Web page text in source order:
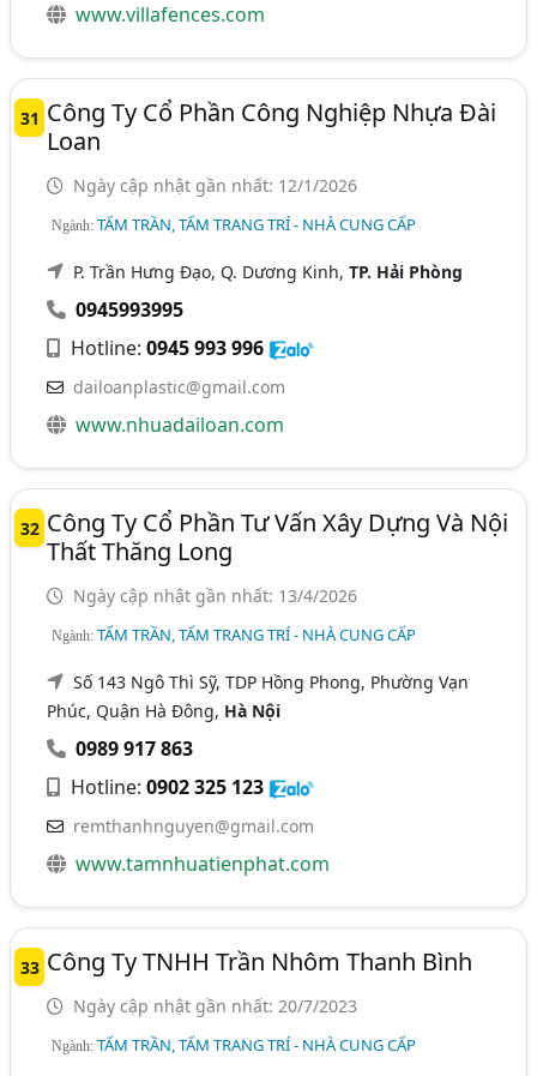
www.villafences.com
31 Công Ty Cổ Phần Công Nghiệp Nhựa Đài
Loan
Ngày cập nhật gần nhất: 12/1/2026
Ngành:TẤM TRẦN, TẤM TRANG TRÍ - NHÀ CUNG CẤP
P. Trần Hưng Đạo, Q. Dương Kinh,TP. Hải Phòng
0945993995
Hotline:0945 993 996
dailoanplastic@gmail.com
www.nhuadailoan.com
32 Công Ty Cổ Phần Tư Vấn Xây Dựng Và Nội
Thất Thăng Long
Ngày cập nhật gần nhất: 13/4/2026
Ngành:TẤM TRẦN, TẤM TRANG TRÍ - NHÀ CUNG CẤP
Số 143 Ngô Thì Sỹ, TDP Hồng Phong, Phường Vạn
Phúc, Quận Hà Đông, Hà Nội
0989 917 863
Hotline:0902 325 123
remthanhnguyen@gmail.com
www.tamnhuatienphat.com
33 Công Ty TNHH Trần Nhôm Thanh Bình
Ngày cập nhật gần nhất: 20/7/2023
Ngành:TẤM TRẦN, TẤM TRANG TRÍ - NHÀ CUNG CẤP